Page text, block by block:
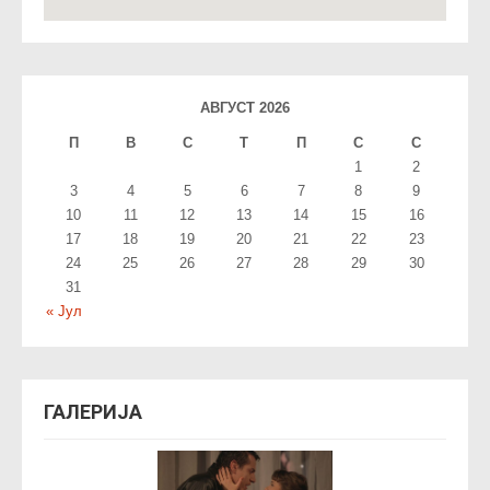
АВГУСТ 2026
П В С T П С С
« Јул
1
2
3
4 5 6 7 8
9
10
11 12 13 14 15
16
17
18 19 20 21 22
23
24
25 26 27 28 29
30
31
ГАЛЕРИЈА